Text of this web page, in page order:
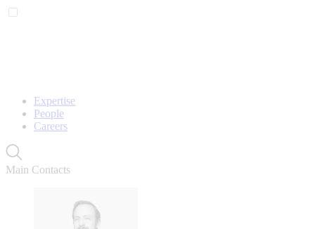
Expertise
People
Careers
Main Contacts